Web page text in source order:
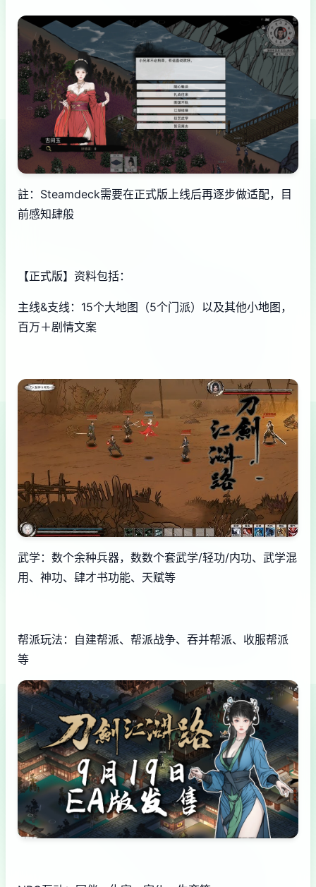
註：Steamdeck需要在正式版上线后再逐步做适配，目
前感知肆般
【正式版】资料包括：
主线&支线：15个大地图（5个门派）以及其他小地图，
百万＋剧情文案
武学：数个余种兵器，数数个套武学/轻功/内功、武学混
用、神功、肆才书功能、天赋等
帮派玩法：自建帮派、帮派战争、吞并帮派、收服帮派
等